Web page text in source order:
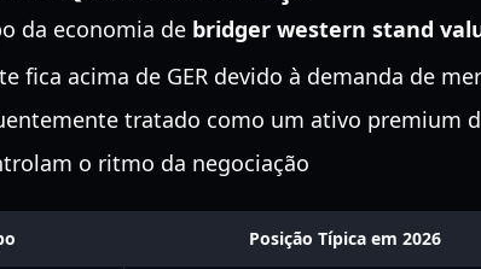
da economia de bridger western stand
fica acima de GER devido à demanda de
tratado como um ativo premium
o ritmo da negociação
Posição Típica em 2026